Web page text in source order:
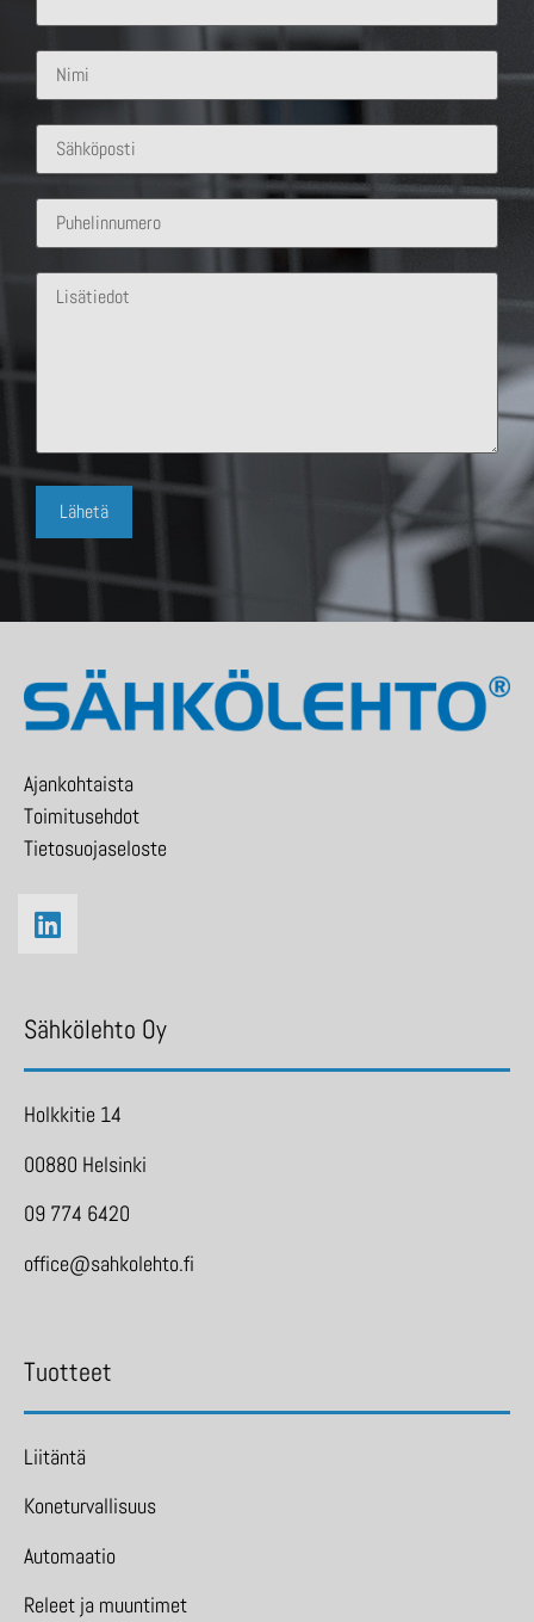
Ajankohtaista
Toimitusehdot
Tietosuojaseloste
Sähkölehto Oy
Holkkitie 14
00880 Helsinki
09 774 6420
office@sahkolehto.fi
Tuotteet
Liitäntä
Koneturvallisuus
Automaatio
Releet ja muuntimet